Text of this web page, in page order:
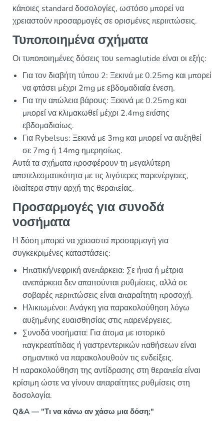
κάποιες standard δοσολογίες, ωστόσο μπορεί να
χρειαστούν προσαρμογές σε ορισμένες περιπτώσεις.
Τυποποιημένα σχήματα
Οι τυποποιημένες δόσεις του semaglutide είναι οι εξής:
Για τον διαβήτη τύπου 2: Ξεκινά με 0.25mg και μπορεί
να φτάσει μέχρι 2mg με εβδομαδιαία ένεση.
Για την απώλεια βάρους: Ξεκινά με 0.25mg και
μπορεί να κλιμακωθεί μέχρι 2.4mg επίσης
εβδομαδιαίως.
Για Rybelsus: Ξεκινά με 3mg και μπορεί να αυξηθεί
σε 7mg ή 14mg ημερησίως.
Αυτά τα σχήματα προσφέρουν τη μεγαλύτερη
αποτελεσματικότητα με τις λιγότερες παρενέργειες,
ιδιαίτερα στην αρχή της θεραπείας.
Προσαρμογές για συνοδά
νοσήματα
Η δόση μπορεί να χρειαστεί προσαρμογή για
συγκεκριμένες καταστάσεις:
Ηπατική/νεφρική ανεπάρκεια: Σε ήπια ή μέτρια
ανεπάρκεια δεν απαιτούνται ρυθμίσεις, αλλά σε
σοβαρές περιπτώσεις είναι απαραίτητη προσοχή.
Ηλικιωμένοι: Ανάγκη για παρακολούθηση λόγω
αυξημένης ευαισθησίας στις παρενέργειες.
Συνοδά νοσήματα: Για άτομα με ιστορικό
παγκρεατίτιδας ή γαστρεντερικών παθήσεων είναι
σημαντικό να παρακολουθούν τις ενδείξεις.
Η παρακολούθηση της αντίδρασης στη θεραπεία είναι
κρίσιμη ώστε να γίνουν απαραίτητες ρυθμίσεις στη
δοσολογία.
Q&A — "Τι να κάνω αν χάσω μια δόση;"